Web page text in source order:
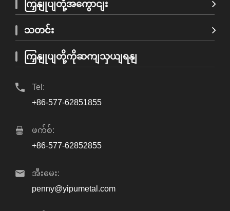
ကြှနျုပျတို့အကွောငျး
သတင်း
ကြှနျုပျတို့ကိုဆကျသှယျရနျ
Tel:
+86-577-62851855
ဖက်စ်:
+86-577-62852855
အီးမေး:
penny@yipumetal.com